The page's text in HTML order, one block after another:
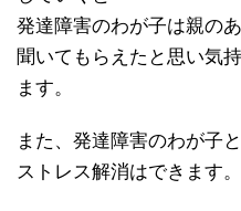
発達障害のわが子は親の
聞いてもらえたと思い気
ます。
また、発達障害のわが子
ストレス解消はできます。